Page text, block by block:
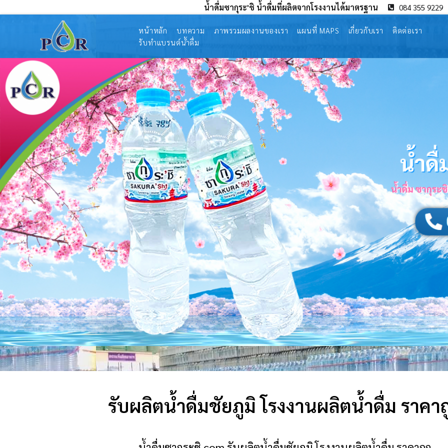
น้ำดื่มซากุระ'ชิ น้ำดื่มที่ผลิตจากโรงงานได้มาตรฐาน 084 355 9229
หน้าหลัก บทความ ภาพรวมผลงานของเรา แผนที่ MAPS เกี่ยวกับเรา
ติดต่อเรา
รับทำแบรนด์น้ำดื่ม
รับผลิตน้ำดื่มชัยภูมิ โรงงานผลิตน้ำดื่ม ราคา